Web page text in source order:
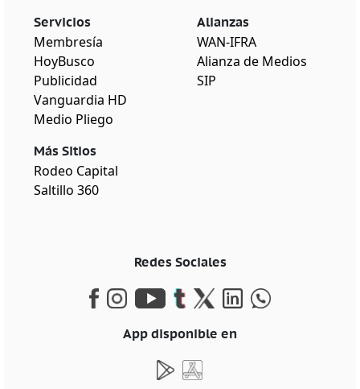
Servicios
Membresía
HoyBusco
Publicidad
Vanguardia HD
Medio Pliego
Más Sitios
Rodeo Capital
Saltillo 360
Alianzas
WAN-IFRA
Alianza de Medios
SIP
Redes Sociales
App disponible en